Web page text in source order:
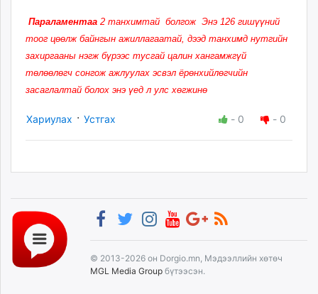
Параламентаа 2 танхимтай болгож Энэ 126 гишүүний
тоог цөөлж байнгын ажиллагаатай, дээд танхимд нутгийн
захиргааны нэгж бүрээс тусгай цалин хангамжгүй
төлөөлөгч сонгож ажлуулах эсвэл ёрөнхийлөгчийн
засаглалтай болох энэ үед л улс хөгжинө
Хариулах · Устгах - 0 - 0
© 2013-2026 он Dorgio.mn, Мэдээллийн хөтөч
MGL Media Group бүтээсэн.